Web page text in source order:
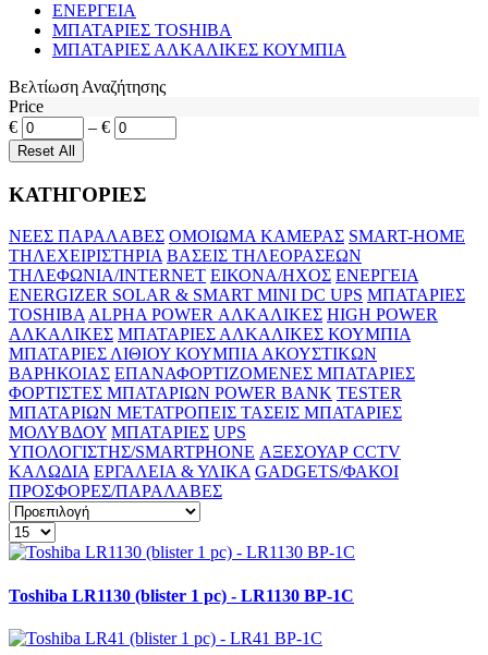
ΕΝΕΡΓΕΙΑ
MΠΑΤΑΡΙΕΣ TOSHIBA
MΠΑΤΑΡΙΕΣ ΑΛΚΑΛΙΚΕΣ ΚΟΥΜΠΙΑ
Βελτίωση Αναζήτησης
Price
€
– €
ΚΑΤΗΓΟΡΙΕΣ
ΝΕΕΣ ΠΑΡΑΛΑΒΕΣ ΟΜΟΙΩΜΑ ΚΑΜΕΡΑΣ SMART-HOME
ΤΗΛΕΧΕΙΡΙΣΤΗΡΙΑ ΒΑΣΕΙΣ ΤΗΛΕΟΡΑΣΕΩΝ
ΤΗΛΕΦΩΝΙΑ/INTERNET ΕΙΚΟΝΑ/ΗΧΟΣ ΕΝΕΡΓΕΙΑ
ENERGIZER SOLAR & SMART MINI DC UPS MΠΑΤΑΡΙΕΣ
TOSHIBAALPHA POWER ΑΛΚΑΛΙΚΕΣ HIGH POWER
ΑΛΚΑΛΙΚΕΣ MΠΑΤΑΡΙΕΣ ΑΛΚΑΛΙΚΕΣ ΚΟΥΜΠΙΑ
MΠΑΤΑΡΙΕΣ ΛΙΘΙΟΥ ΚΟΥΜΠΙΑΑΚΟΥΣΤΙΚΩΝ
ΒΑΡΗΚΟΙΑΣ ΕΠΑΝΑΦΟΡΤΙΖΟΜΕΝΕΣ ΜΠΑΤΑΡΙΕΣ
ΦΟΡΤΙΣΤΕΣ ΜΠΑΤΑΡΙΩΝ POWER BANK TESTER
ΜΠΑΤΑΡΙΩΝ ΜΕΤΑΤΡΟΠΕΙΣ ΤΑΣΕΙΣ ΜΠΑΤΑΡΙΕΣ
ΜΟΛΥΒΔΟΥ MΠΑΤΑΡΙΕΣ UPS
ΥΠΟΛΟΓΙΣΤΗΣ/SMARTPHONE ΑΞΕΣΟΥΑΡ CCTV
ΚΑΛΩΔΙΑ ΕΡΓΑΛΕΙΑ & ΥΛΙΚΑ GADGETS/ΦΑΚΟΙ
ΠΡΟΣΦΟΡΕΣ/ΠΑΡΑΛΑΒΕΣ
Toshiba LR1130 (blister 1 pc) - LR1130 BP-1C